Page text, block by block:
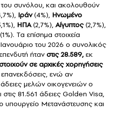
του συνόλου, και ακολουθούν
Ιράν(4%), Ηνωμένο
ΗΠΑ(2,7%), Αίγυπτος(2,7%),
(1%). Τα επίσημα στοιχεία
Ιανουάριο του 2026 ο συνολικός
ήτανστις 28.589,εκ
σε αρχικές χορηγήσεις
ενώ αν
μελών οικογενειών ο
στις 81.561 άδειες Golden Visa,
υπουργείο Μετανάστευσης και